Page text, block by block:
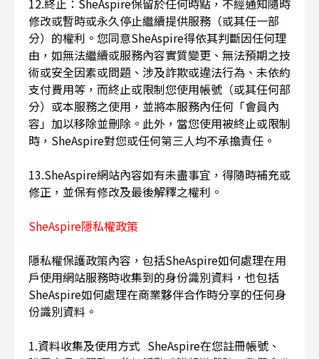
修改或暫時或永久停止繼續提供服務（或其任一部
分）的權利。您同意SheAspire得依其判斷因任何理
由，如無法繼續或服務內容實質變更、無法預期之技
術或安全因素或問題、涉及詐欺或違法行為、未依約
支付費用等，而終止或限制您使用帳號（或其任何部
分）或本服務之使用，並將本服務內任何「會員內
容」加以移除並刪除。此外，當您使用被終止或限制
時，SheAspire對您或任何第三人均不承擔責任。
13.SheAspire網站內容如有未盡事宜，得隨時補充或
修正，並保有修改及最後解釋之權利。
SheAspire隱私權政策
隱私權保護政策內容，包括SheAspire如何處理在用
戶使用網站服務時收集到的身份識別資料，也包括
SheAspire如何處理在商業夥伴合作時分享的任何身
份識別資料。
1.資料收集及使用方式 SheAspire在您註冊帳號、